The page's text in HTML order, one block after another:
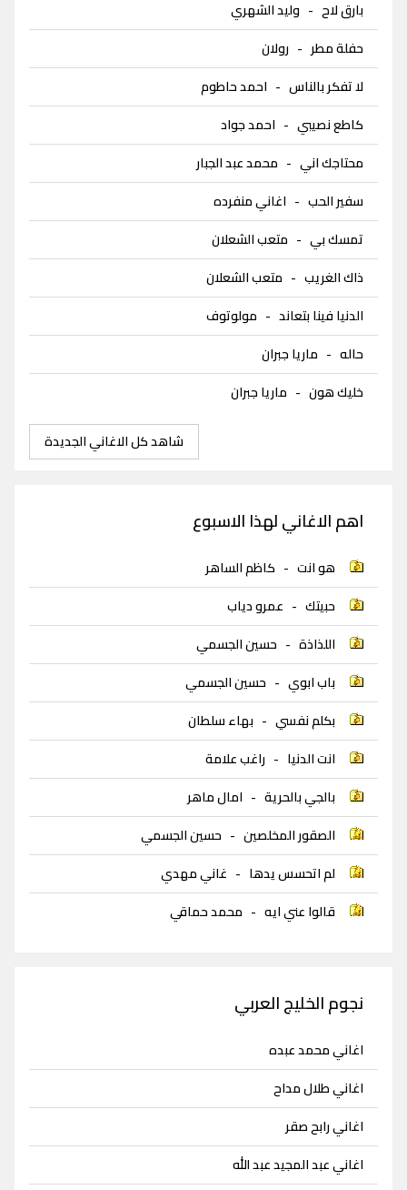
بارق لاح - وليد الشهري
حفلة مطر- رولان
لا تفكر بالناس - احمد حاطوم
كاطع نصيبي - احمد جواد
محتاجك اني - محمد عبد الجبار
سفير الحب - اغاني منفرده
تمسك بي - متعب الشعلان
ذاك الغريب - متعب الشعلان
الدنيا فينا بتعاند - مولوتوف
حاله - ماريا جبران
خليك هون - ماريا جبران
شاهد كل الاغاني الجديدة
اهم الاغاني لهذا الاسبوع
هو انت - كاظم الساهر
حبيتك - عمرو دياب
اللذاذة - حسين الجسمي
باب ابوي - حسين الجسمي
بكلم نفسي - بهاء سلطان
انت الدنيا - راغب علامة
بالجي بالحرية - امال ماهر
الصقور المخلصين - حسين الجسمي
لم اتحسس يدها - غاني مهدي
قالوا عني ايه - محمد حماقي
نجوم الخليج العربي
اغاني محمد عبده
اغاني طلال مداح
اغاني رابح صقر
اغاني عبد المجيد عبد الله